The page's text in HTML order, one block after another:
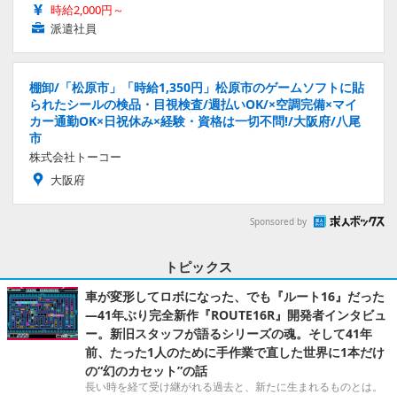
時給2,000円～
派遣社員
棚卸/「松原市」「時給1,350円」松原市のゲームソフトに貼
られたシールの検品・目視検査/週払いOK/×空調完備×マイ
カー通勤OK×日祝休み×経験・資格は一切不問!/大阪府/八尾
市
株式会社トーコー
大阪府
Sponsored by
トピックス
車が変形してロボになった、でも『ルート16』だった
―41年ぶり完全新作『ROUTE16R』開発者インタビュ
ー。新旧スタッフが語るシリーズの魂。そして41年
前、たった1人のために手作業で直した世界に1本だけ
の“幻のカセット”の話
長い時を経て受け継がれる過去と、新たに生まれるものとは。